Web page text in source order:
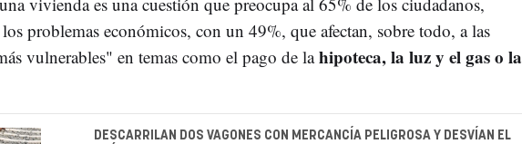
problemas económicos, con un 49%, que afectan, sobre todo, a las
vulnerables" en temas como el pago de lahipoteca, la luz y el gas o la
DESCARRILAN DOS VAGONES CON MERCANCÍA PELIGROSA Y DESVÍAN EL